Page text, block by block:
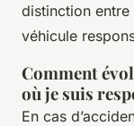
distinction
véhicule
Comment
où je suis
En cas